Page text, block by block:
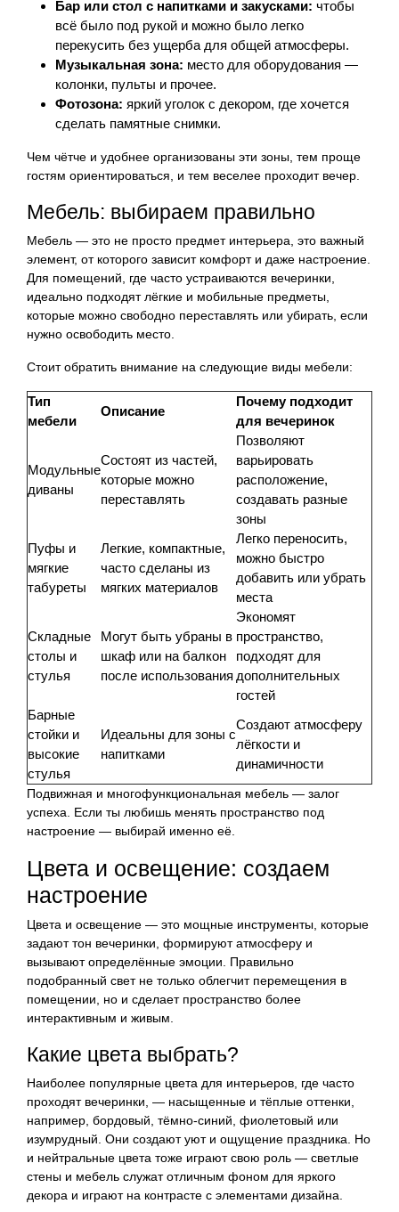
Бар или стол с напитками и закусками: чтобы
всё было под рукой и можно было легко
перекусить без ущерба для общей атмосферы.
Музыкальная зона: место для оборудования —
колонки, пульты и прочее.
Фотозона: яркий уголок с декором, где хочется
сделать памятные снимки.
Чем чётче и удобнее организованы эти зоны, тем проще
гостям ориентироваться, и тем веселее проходит вечер.
Мебель: выбираем правильно
Мебель — это не просто предмет интерьера, это важный
элемент, от которого зависит комфорт и даже настроение.
Для помещений, где часто устраиваются вечеринки,
идеально подходят лёгкие и мобильные предметы,
которые можно свободно переставлять или убирать, если
нужно освободить место.
Стоит обратить внимание на следующие виды мебели:
Тип
мебели
Описание
Почему подходит
для вечеринок
Модульные
диваны
Состоят из частей,
которые можно
переставлять
Позволяют
варьировать
расположение,
создавать разные
зоны
Пуфы и
мягкие
табуреты
Легкие, компактные,
часто сделаны из
мягких материалов
Легко переносить,
можно быстро
добавить или убрать
места
Складные
столы и
стулья
Могут быть убраны в
шкаф или на балкон
после использования
Экономят
пространство,
подходят для
дополнительных
гостей
Барные
стойки и
высокие
стулья
Идеальны для зоны с
напитками
Создают атмосферу
лёгкости и
динамичности
Подвижная и многофункциональная мебель — залог
успеха. Если ты любишь менять пространство под
настроение — выбирай именно её.
Цвета и освещение: создаем
настроение
Цвета и освещение — это мощные инструменты, которые
задают тон вечеринки, формируют атмосферу и
вызывают определённые эмоции. Правильно
подобранный свет не только облегчит перемещения в
помещении, но и сделает пространство более
интерактивным и живым.
Какие цвета выбрать?
Наиболее популярные цвета для интерьеров, где часто
проходят вечеринки, — насыщенные и тёплые оттенки,
например, бордовый, тёмно-синий, фиолетовый или
изумрудный. Они создают уют и ощущение праздника. Но
и нейтральные цвета тоже играют свою роль — светлые
стены и мебель служат отличным фоном для яркого
декора и играют на контрасте с элементами дизайна.